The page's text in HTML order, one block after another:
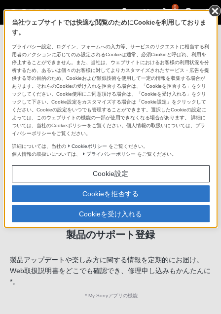
0
「できたらいいな」も
「安心」も
製品のサポート登録
製品アップデートや楽しみ方に関する情報を定期的にお届け。
Web取扱説明書をどこでも確認でき、修理申し込みもかんたんに
*。
＊ My Sonyアプリの機能
当社ウェブサイトでは快適な閲覧のためにCookieを利用しておりま
す。
プライバシー設定、ログイン、フォームへの入力等、サービスのリクエストに相当する利
用者のアクションに応じてのみ設定されるCookieは通常、必須Cookieと呼ばれ、利用を
停止することができません。また、当社は、ウェブサイトにおけるお客様の利用状況を分
析するため、あるいは個々のお客様に対してよりカスタマイズされたサービス・広告を提
供する等の目的のため、Cookieおよび類似技術を使用して一定の情報を収集する場合が
あります。それらのCookieの受け入れを拒否する場合は、「Cookieを拒否する」をクリ
ックしてください。Cookie使用にご同意頂ける場合は、「Cookieを受け入れる」をクリ
ックして下さい。Cookie設定をカスタマイズする場合は「Cookie設定」をクリックして
ください。Cookieの設定をいつでも管理することができます。選択したCookieの設定に
よっては、このウェブサイトの機能の一部が使用できなくなる場合があります。 詳細に
ついては、当社のCookieポリシーをご覧ください。個人情報の取扱いについては、プラ
イバシーポリシーをご覧ください。
詳細については、当社の Cookieポリシー をご覧ください。
個人情報の取扱いについては、
プライバシーポリシー をご覧ください。
Cookie設定
Cookieを拒否する
Cookieを受け入れる